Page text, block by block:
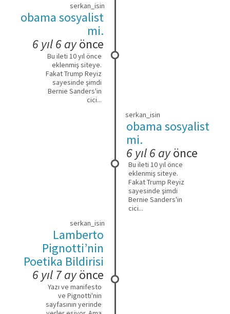
serkan_isin
obama sosyalist
mi.
6 yıl 6 ayönce
Bu ileti 10 yıl önce
eklenmiş siteye.
Fakat Trump Reyiz
sayesinde şimdi
Bernie Sanders'in
cici...
serkan_isin
obama sosyalist
mi.
6 yıl 6 ayönce
Bu ileti 10 yıl önce
eklenmiş siteye.
Fakat Trump Reyiz
sayesinde şimdi
Bernie Sanders'in
cici...
serkan_isin
Lamberto
Pignotti’nin
Poetika Bildirisi
6 yıl 7 ayönce
Yazı ve manifesto
ve Pignotti'nin
sayfasının yerinde